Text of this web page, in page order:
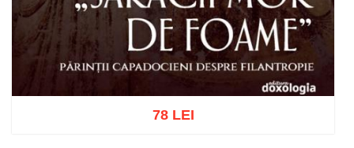
78 LEI